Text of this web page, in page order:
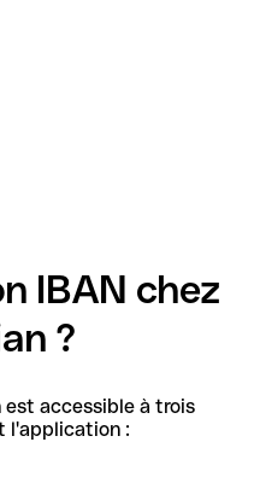
IBAN chez
?
est accessible à trois
l'application :